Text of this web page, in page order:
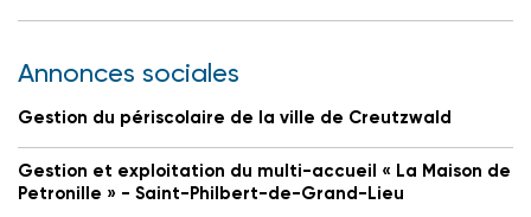
Annonces sociales
Gestion du périscolaire de la ville de Creutzwald
Gestion et exploitation du multi-accueil « La Maison de
Petronille » - Saint-Philbert-de-Grand-Lieu